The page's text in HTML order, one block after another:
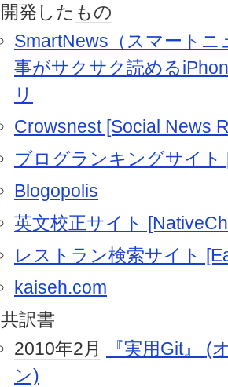
開発した もの
SmartNews（スマートニ
事がサクサク読める
リ
Crowsnest [Social News
ブログランキングサイト
Blogopolis
英文校正サイト
レストラン検索サイト
kaiseh.com
共訳書
2010年2月
『実用Git』 (
ン)